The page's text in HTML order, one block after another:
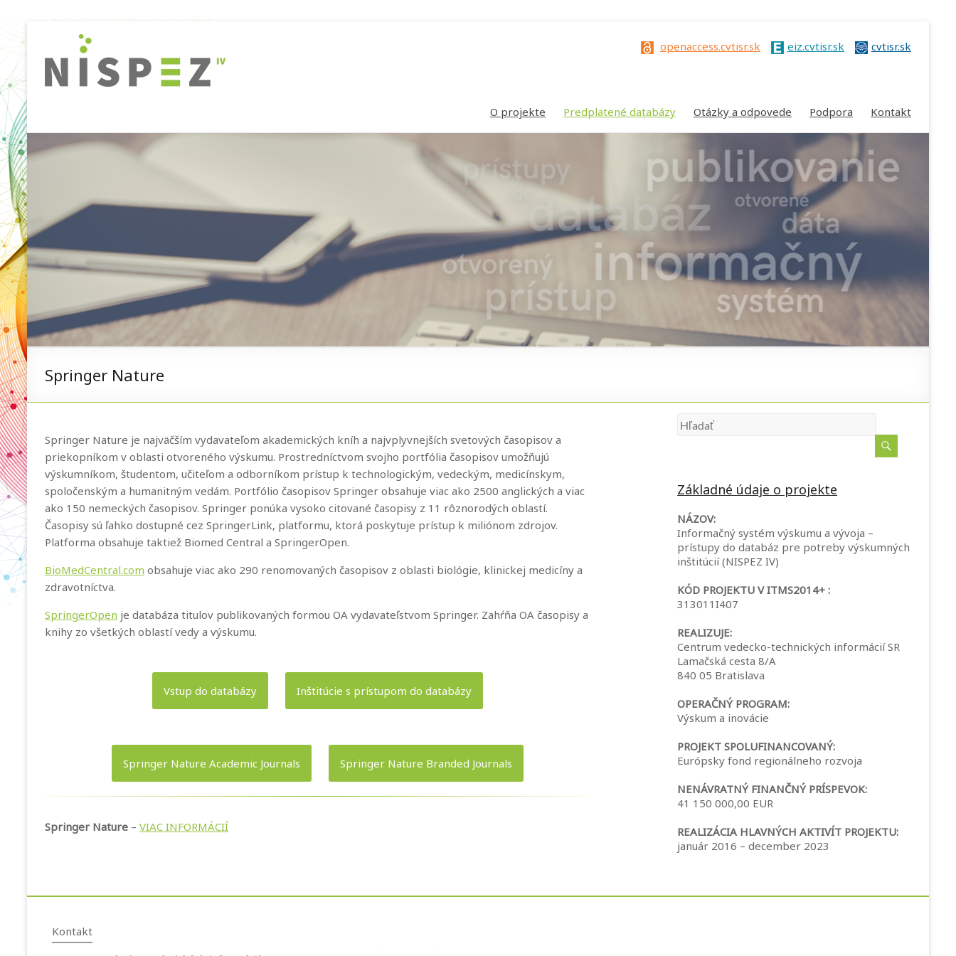
Nispez
IV
openaccess.cvtisr.sk eiz.cvtisr.sk cvtisr.sk
O projekte Predplatené databázy Otázky a odpovede Podpora Kontakt
Springer Nature
Springer Nature je najväčším vydavateľom akademických kníh a najvplyvnejších svetových časopisov a
priekopníkom v oblasti otvoreného výskumu. Prostredníctvom svojho portfólia časopisov umožňujú
výskumníkom, študentom, učiteľom a odborníkom prístup k technologickým, vedeckým, medicínskym,
spoločenským a humanitným vedám. Portfólio časopisov Springer obsahuje viac ako 2500 anglických a viac
ako 150 nemeckých časopisov. Springer ponúka vysoko citované časopisy z 11 rôznorodých oblastí.
Časopisy sú ľahko dostupné cez SpringerLink, platformu, ktorá poskytuje prístup k miliónom zdrojov.
Platforma obsahuje taktiež Biomed Central a SpringerOpen.
BioMedCentral.com obsahuje viac ako 290 renomovaných časopisov z oblasti biológie, klinickej medicíny a
zdravotníctva.
SpringerOpen je databáza titulov publikovaných formou OA vydavateľstvom Springer. Zahŕňa OA časopisy a
knihy zo všetkých oblastí vedy a výskumu.
Vstup do databázy Inštitúcie s prístupom do databázy
Springer Nature Academic Journals Springer Nature Branded Journals
Springer Nature – VIAC INFORMÁCIÍ
Základné údaje o projekte
NÁZOV:
Informačný systém výskumu a vývoja –
prístupy do databáz pre potreby výskumných
inštitúcií (NISPEZ IV)
KÓD PROJEKTU V ITMS2014+ :
313011I407
REALIZUJE:
Centrum vedecko-technických informácií SR
Lamačská cesta 8/A
840 05 Bratislava
OPERAČNÝ PROGRAM:
Výskum a inovácie
PROJEKT SPOLUFINANCOVANÝ:
Európsky fond regionálneho rozvoja
NENÁVRATNÝ FINANČNÝ PRÍSPEVOK:
41 150 000,00 EUR
REALIZÁCIA HLAVNÝCH AKTIVÍT PROJEKTU:
január 2016 – december 2023
Kontakt